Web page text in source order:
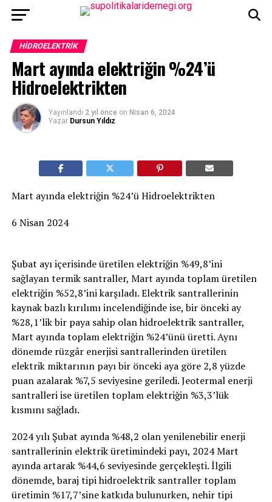
HIDROELEKTRIK
Mart ayında elektriğin %24’ü
Hidroelektrikten
Yayınlandı 2 yıl önce on Nisan 6, 2024
Yazar Dursun Yıldız
Mart ayında elektriğin %24’ü Hidroelektrikten
6 Nisan 2024
Şubat ayı içerisinde üretilen elektriğin %49,8’ini
sağlayan termik santraller, Mart ayında toplam üretilen
elektriğin %52,8’ini karşıladı. Elektrik santrallerinin
kaynak bazlı kırılımı incelendiğinde ise, bir önceki ay
%28,1’lik bir paya sahip olan hidroelektrik santraller,
Mart ayında toplam elektriğin %24’ünü üretti. Aynı
dönemde rüzgâr enerjisi santrallerinden üretilen
elektrik miktarının payı bir önceki aya göre 2,8 yüzde
puan azalarak %7,5 seviyesine geriledi. Jeotermal enerji
santralleri ise üretilen toplam elektriğin %3,3’lük
kısmını sağladı.
2024 yılı Şubat ayında %48,2 olan yenilenebilir enerji
santrallerinin elektrik üretimindeki payı, 2024 Mart
ayında artarak %44,6 seviyesinde gerçekleşti. İlgili
dönemde, baraj tipi hidroelektrik santraller toplam
üretimin %17,7’sine katkıda bulunurken, nehir tipi